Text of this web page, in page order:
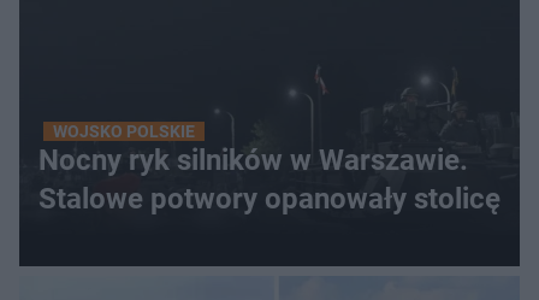
WOJSKO POLSKIE
Nocny ryk silników w Warszawie.
Stalowe potwory opanowały stolicę